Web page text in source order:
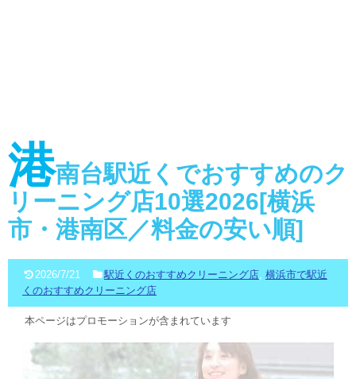
港南台駅近くでおすすめのク
リーニング店10選2026[横浜
市・港南区／料金の安い順]
2026/7/21 駅近くのおすすめクリーニング店, 横浜市で駅近
くのおすすめクリーニング店
本ページはプロモーションが含まれています